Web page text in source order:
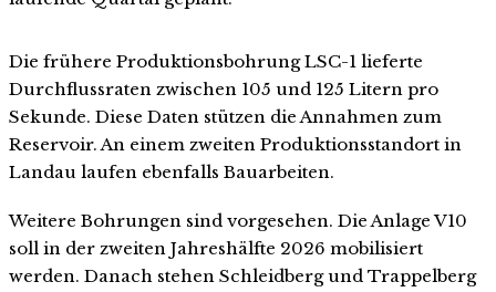
Die frühere Produktionsbohrung LSC-1 lieferte
Durchflussraten zwischen 105 und 125 Litern pro
Sekunde. Diese Daten stützen die Annahmen zum
Reservoir. An einem zweiten Produktionsstandort in
Landau laufen ebenfalls Bauarbeiten.
Weitere Bohrungen sind vorgesehen. Die Anlage V10
soll in der zweiten Jahreshälfte 2026 mobilisiert
werden. Danach stehen Schleidberg und Trappelberg